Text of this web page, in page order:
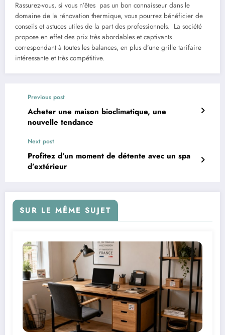
Rassurez-vous, si vous n’êtes pas un bon connaisseur dans le
domaine de la rénovation thermique, vous pourrez bénéficier de
conseils et astuces utiles de la part des professionnels. La société
propose en effet des prix très abordables et captivants
correspondant à toutes les balances, en plus d’une grille tarifaire
intéressante et très compétitive.
Previous post
Acheter une maison bioclimatique, une
nouvelle tendance
Next post
Profitez d’un moment de détente avec un spa
d’extérieur
SUR LE MÊME SUJET